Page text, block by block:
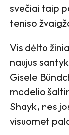
svečiai taip
teniso
Vis dėlto
naujus
Gisele
modelio
Shayk, nes
visuomet